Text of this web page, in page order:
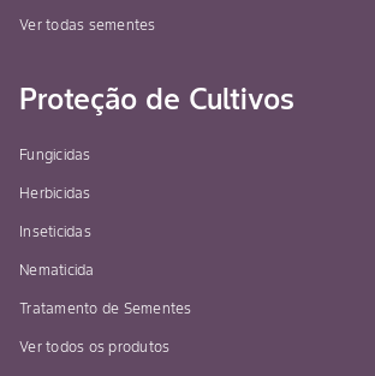
Ver todas sementes
Proteção de Cultivos
Fungicidas
Herbicidas
Inseticidas
Nematicida
Tratamento de Sementes
Ver todos os produtos